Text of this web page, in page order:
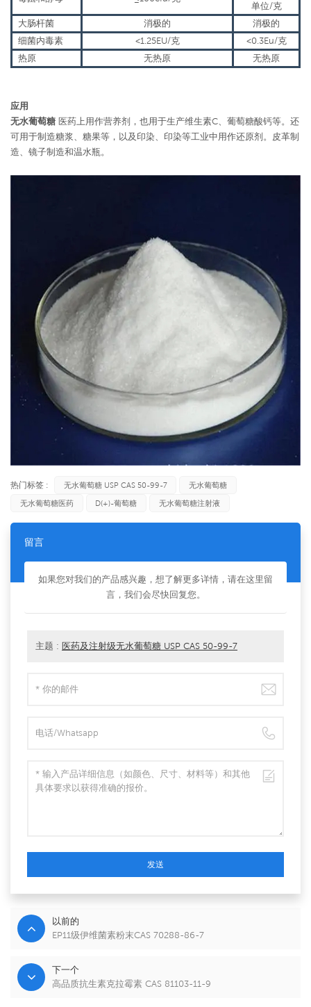
单位/克
大肠杆菌
消极的
消极的
细菌内毒素
<1.25EU/克
<0.3Eu/克
热原
无热原 无热原
应用
无水葡萄糖 医药上用作营养剂，也用于生产维生素C、葡萄糖酸钙等。还
可用于制造糖浆、糖果等，以及印染、印染等工业中用作还原剂。皮革制
造、镜子制造和温水瓶。
热门标签 : 无水葡萄糖 USP CAS 50-99-7
无水葡萄糖
无水葡萄糖医药
D(+)-葡萄糖 无水葡萄糖注射液
留言
如果您对我们的产品感兴趣，想了解更多详情，请在这里留
言，我们会尽快回复您。
主题 : 医药及注射级无水葡萄糖 USP CAS 50-99-7
发送
以前的
EP11级伊维菌素粉末CAS 70288-86-7
下一个
高品质抗生素克拉霉素 CAS 81103-11-9